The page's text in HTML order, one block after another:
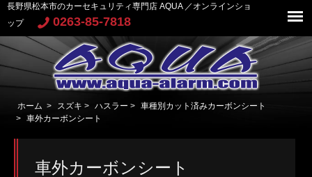
長野県松本市のカーセキュリティ専門店 AQUA ／オンラインショ
ップ
0263-85-7818
ホーム > スズキ > ハスラー > 車種別カット済みカーボンシート
> 車外カーボンシート
車外カーボンシート